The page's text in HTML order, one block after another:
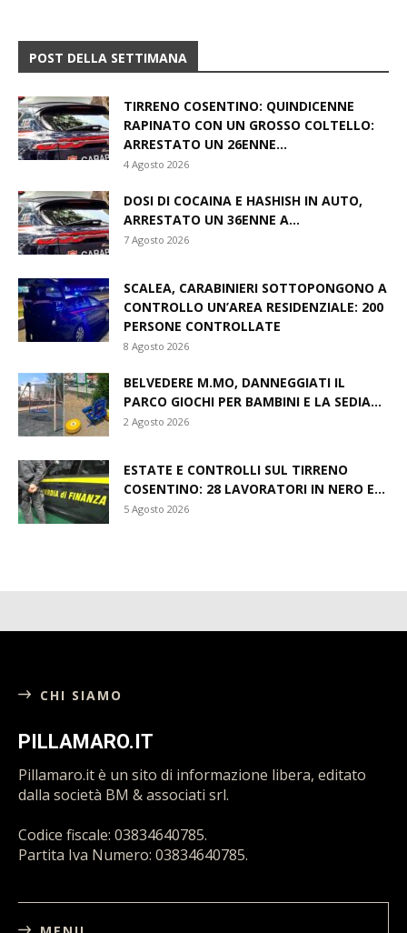
POST DELLA SETTIMANA
TIRRENO COSENTINO: QUINDICENNE
RAPINATO CON UN GROSSO COLTELLO:
ARRESTATO UN 26ENNE...
4 Agosto 2026
DOSI DI COCAINA E HASHISH IN AUTO,
ARRESTATO UN 36ENNE A...
7 Agosto 2026
SCALEA, CARABINIERI SOTTOPONGONO A
CONTROLLO UN’AREA RESIDENZIALE: 200
PERSONE CONTROLLATE
8 Agosto 2026
BELVEDERE M.MO, DANNEGGIATI IL
PARCO GIOCHI PER BAMBINI E LA SEDIA...
2 Agosto 2026
ESTATE E CONTROLLI SUL TIRRENO
COSENTINO: 28 LAVORATORI IN NERO E...
5 Agosto 2026
CHI SIAMO
PILLAMARO.IT
Pillamaro.it è un sito di informazione libera, editato
dalla società BM & associati srl.
Codice fiscale: 03834640785.
Partita Iva Numero: 03834640785.